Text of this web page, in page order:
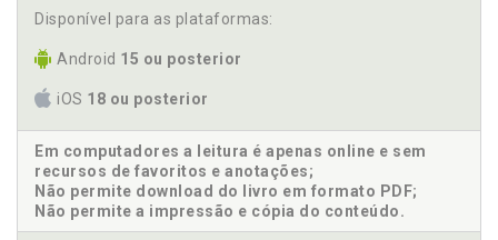
Disponível para as plataformas:
Android 15 ou posterior
iOS 18 ou posterior
Em computadores a leitura é apenas online e sem
recursos de favoritos e anotações;
Não permite download do livro em formato PDF;
Não permite a impressão e cópia do conteúdo.